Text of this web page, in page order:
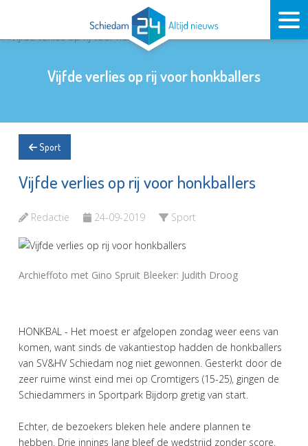
Vijfde verlies op rij voor honkballers
Sport
Vijfde verlies op rij voor honkballers
Redactie 24-09-2019 Sport
Archieffoto met Gino Spruit Bleeker: Judith Droog
HONKBAL - Het moest er afgelopen zondag weer eens van
komen, want sinds de vakantiestop hadden de honkballers
van SV&HV Schiedam nog niet gewonnen. Gesterkt door de
zeer ruime winst eind mei op Cromtigers (15-25), gingen de
Schiedammers in Sportpark Bijdorp gretig van start.
Echter, de bezoekers bleken hele andere plannen te
hebben. Drie innings lang bleef de wedstrijd zonder score.